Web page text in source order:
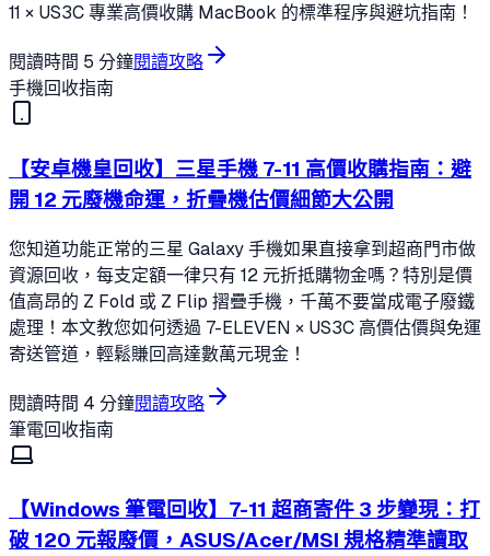
11 × US3C 專業高價收購 MacBook 的標準程序與避坑指南！
閱讀時間 5 分鐘閱讀攻略
手機回收指南
【安卓機皇回收】三星手機 7-11 高價收購指南：避
開 12 元廢機命運，折疊機估價細節大公開
您知道功能正常的三星 Galaxy 手機如果直接拿到超商門市做
資源回收，每支定額一律只有 12 元折抵購物金嗎？特別是價
值高昂的 Z Fold 或 Z Flip 摺疊手機，千萬不要當成電子廢鐵
處理！本文教您如何透過 7-ELEVEN × US3C 高價估價與免運
寄送管道，輕鬆賺回高達數萬元現金！
閱讀時間 4 分鐘閱讀攻略
筆電回收指南
【Windows 筆電回收】7-11 超商寄件 3 步變現：打
破 120 元報廢價，ASUS/Acer/MSI 規格精準讀取